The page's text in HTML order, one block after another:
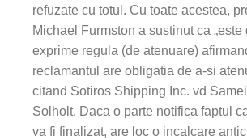
refuzate cu totul. Cu toate acestea,
Michael Furmston a sustinut ca „este
exprime regula (de atenuare)
reclamantul are obligatia de a-si
citand Sotiros Shipping Inc. vd
Solholt. Daca o parte notifica faptul
va fi finalizat, are loc o incalcare